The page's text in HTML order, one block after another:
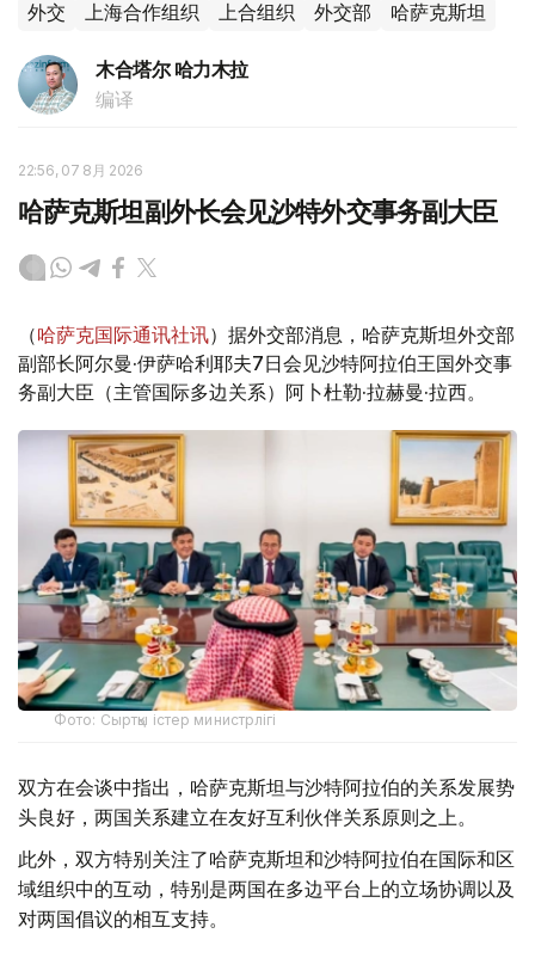
外交 上海合作组织 上合组织 外交部 哈萨克斯坦
木合塔尔 哈力木拉
编译
22:56, 07 8月 2026
哈萨克斯坦副外长会见沙特外交事务副大臣
（哈萨克国际通讯社讯）据外交部消息，哈萨克斯坦外交部
副部长阿尔曼·伊萨哈利耶夫7日会见沙特阿拉伯王国外交事
务副大臣（主管国际多边关系）阿卜杜勒·拉赫曼·拉西。
Фото: Сыртқы істер министрлігі
双方在会谈中指出，哈萨克斯坦与沙特阿拉伯的关系发展势
头良好，两国关系建立在友好互利伙伴关系原则之上。
此外，双方特别关注了哈萨克斯坦和沙特阿拉伯在国际和区
域组织中的互动，特别是两国在多边平台上的立场协调以及
对两国倡议的相互支持。